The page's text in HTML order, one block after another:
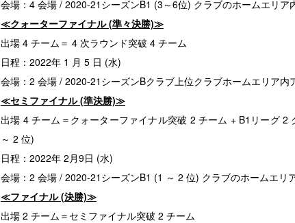
会場：4 会場 / 2020-21シーズンB1 (3～6位) クラブのホームエリア
≪クォーターファイナル (準々決勝)≫
出場 4 チーム＝ 4 次ラウンド突破 4 チーム
日程：2022年 1 月 5 日 (水)
会場：2 会場 / 2020-21シーズンBクラブ上位クラブホームエリア内
≪セミファイナル (準決勝)≫
出場 4 チーム＝クォーターファイナル突破 2 チーム + B1リーグ 2
～ 2 位)
日程：2022年 2月9日 (水)
会場：2 会場 / 2020-21シーズンB1 (1 ～ 2 位) クラブのホームエリ
≪ファイナル (決勝)≫
出場 2 チーム＝セミファイナル突破 2 チーム